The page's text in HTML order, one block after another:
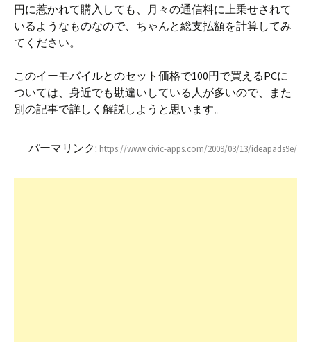
円に惹かれて購入しても、月々の通信料に上乗せされて
いるようなものなので、ちゃんと総支払額を計算してみ
てください。
このイーモバイルとのセット価格で100円で買えるPCに
ついては、身近でも勘違いしている人が多いので、また
別の記事で詳しく解説しようと思います。
パーマリンク: https://www.civic-apps.com/2009/03/13/ideapads9e/